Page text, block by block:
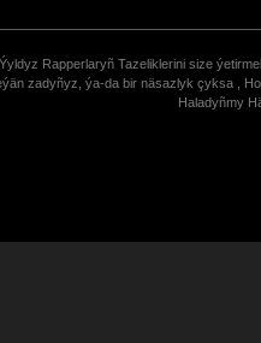
Rapperlaryñ Tazeliklerini size
zadyñyz, ýa-da bir näsazlyk çyksa ,
Haladyñmy